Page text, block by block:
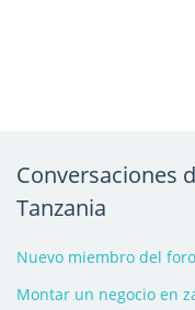
Conversaciones
Tanzania
Nuevo miembro del
Montar un negocio en